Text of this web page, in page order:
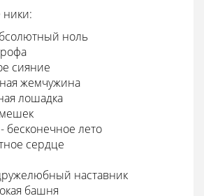
ноль
сияние
жемчужина
лошадка
бесконечное лето
сердце
наставник
башня